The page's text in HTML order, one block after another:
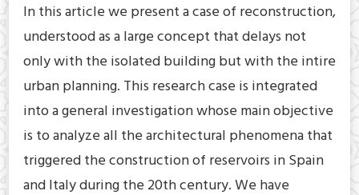
In this article we present a case of reconstruction,
understood as a large concept that delays not
only with the isolated building but with the intire
urban planning. This research case is integrated
into a general investigation whose main objective
is to analyze all the architectural phenomena that
triggered the construction of reservoirs in Spain
and Italy during the 20th century. We have